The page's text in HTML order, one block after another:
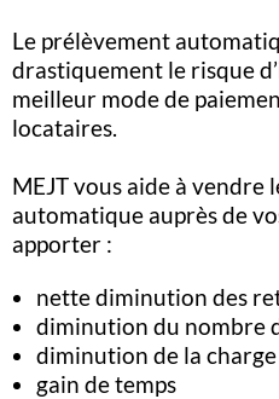
Le prélèvement
drastiquement le risque
meilleur mode de
locataires.
MEJT vous aide à vendre
automatique auprès de
apporter :
nette diminution des
diminution du nombre
diminution de la
gain de temps